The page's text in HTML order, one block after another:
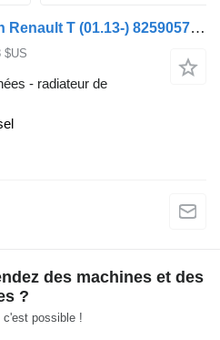
Radiateur de climatisation Renault T (01.13-) 82590578 pour tracteur routier Renault T (2013-)
$US
- radiateur de
des machines et des
?
possible !